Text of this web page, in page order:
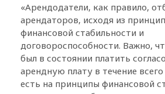
«Арендодатели, как правило,
арендаторов, исходя из
финансовой стабильности и
договороспособности. Важно,
был в состоянии платить
арендную плату в течение
есть на принципы финансовой